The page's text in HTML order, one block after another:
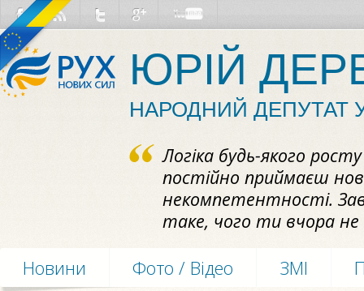
ЮРІЙ
НАРОДНИЙ ДЕПУТАТ
Логіка будь-якого
постійно приймаєш
некомпетентності.
таке, чого ти вчора не
Новини Фото / Відео ЗМІ